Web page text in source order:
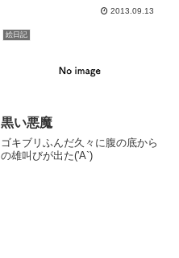
以上前の話で恐縮ですが..)名前が
いたのですがこの度、発見いたし
2013.09.13
絵日記
黒い悪魔
ゴキブリふんだ久々に腹の底から
の雄叫びが出た('A`)